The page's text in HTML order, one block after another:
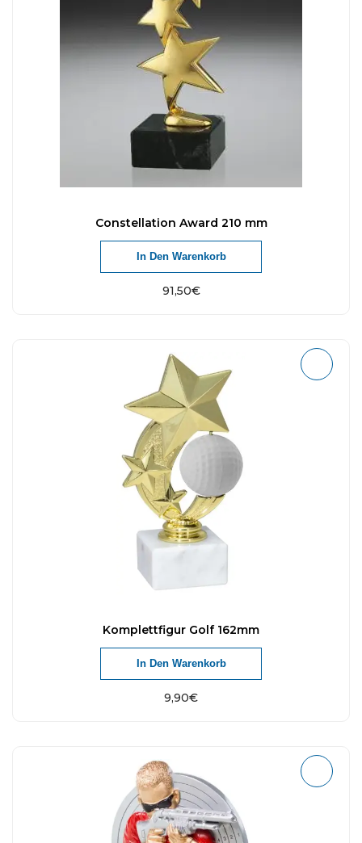
Constellation Award 210 mm
91,50€
In Den Warenkorb
Komplettfigur Golf 162mm
9,90€
In Den Warenkorb